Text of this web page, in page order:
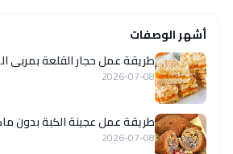
أشهر الوصفات
طريقة عمل حجار القلعة
2026-07-08
طريقة عمل عجينة الكبة بدون
2026-07-08